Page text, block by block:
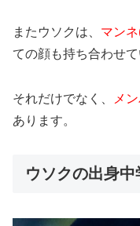
またウソクは、 マン
ての顔も持ち合わせて
それだけでなく、
メ
あります。
ウソクの出身中